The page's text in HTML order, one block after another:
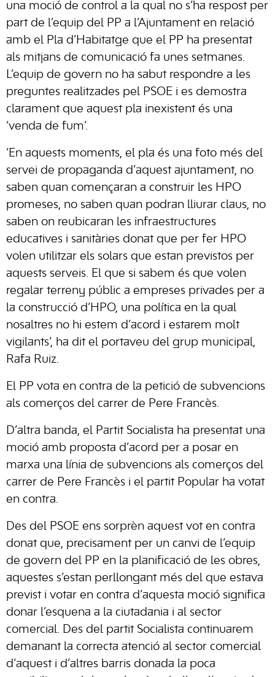
una moció de control a la qual no s’ha respost per
part de l’equip del PP a l’Ajuntament en relació
amb el Pla d’Habitatge que el PP ha presentat
als mitjans de comunicació fa unes setmanes.
L’equip de govern no ha sabut respondre a les
preguntes realitzades pel PSOE i es demostra
clarament que aquest pla inexistent és una
‘venda de fum’.
‘En aquests moments, el pla és una foto més del
servei de propaganda d’aquest ajuntament, no
saben quan començaran a construir les HPO
promeses, no saben quan podran lliurar claus, no
saben on reubicaran les infraestructures
educatives i sanitàries donat que per fer HPO
volen utilitzar els solars que estan previstos per
aquests serveis. El que si sabem és que volen
regalar terreny públic a empreses privades per a
la construcció d’HPO, una política en la qual
nosaltres no hi estem d’acord i estarem molt
vigilants’, ha dit el portaveu del grup municipal,
Rafa Ruiz.
El PP vota en contra de la petició de subvencions
als comerços del carrer de Pere Francès.
D’altra banda, el Partit Socialista ha presentat una
moció amb proposta d’acord per a posar en
marxa una línia de subvencions als comerços del
carrer de Pere Francès i el partit Popular ha votat
en contra.
Des del PSOE ens sorprèn aquest vot en contra
donat que, precisament per un canvi de l’equip
de govern del PP en la planificació de les obres,
aquestes s’estan perllongant més del que estava
previst i votar en contra d’aquesta moció significa
donar l’esquena a la ciutadania i al sector
comercial. Des del partit Socialista continuarem
demanant la correcta atenció al sector comercial
d’aquest i d’altres barris donada la poca